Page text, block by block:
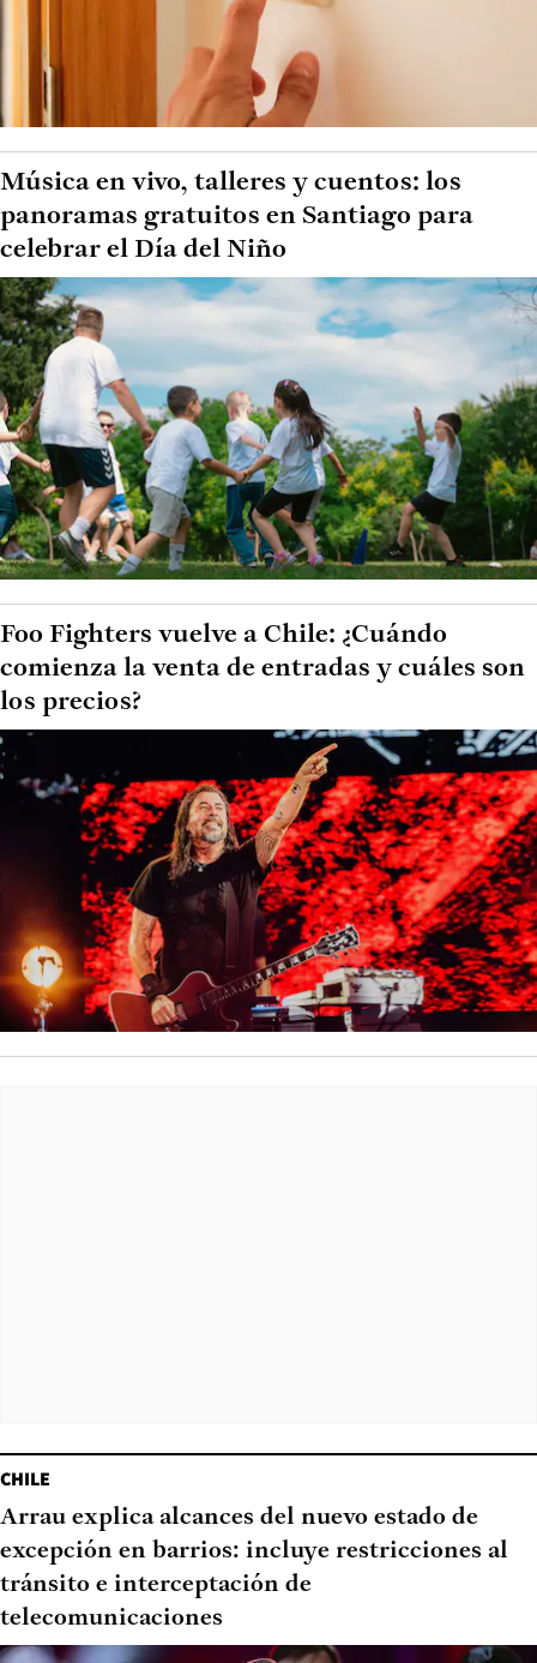
Música en vivo, talleres y cuentos: los
panoramas gratuitos en Santiago para
celebrar el Día del Niño
Foo Fighters vuelve a Chile: ¿Cuándo
comienza la venta de entradas y cuáles son
los precios?
CHILE
Arrau explica alcances del nuevo estado de
excepción en barrios: incluye restricciones al
tránsito e interceptación de
telecomunicaciones